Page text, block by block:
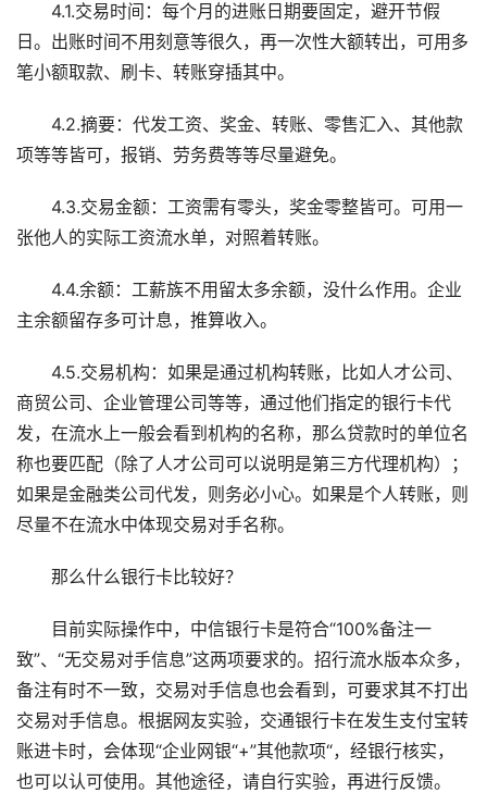
4.1.交易时间：每个月的进账日期要固定，避开节假
日。出账时间不用刻意等很久，再一次性大额转出，可用多
笔小额取款、刷卡、转账穿插其中。
4.2.摘要：代发工资、奖金、转账、零售汇入、其他款
项等等皆可，报销、劳务费等等尽量避免。
4.3.交易金额：工资需有零头，奖金零整皆可。可用一
张他人的实际工资流水单，对照着转账。
4.4.余额：工薪族不用留太多余额，没什么作用。企业
主余额留存多可计息，推算收入。
4.5.交易机构：如果是通过机构转账，比如人才公司、
商贸公司、企业管理公司等等，通过他们指定的银行卡代
发，在流水上一般会看到机构的名称，那么贷款时的单位名
称也要匹配（除了人才公司可以说明是第三方代理机构）；
如果是金融类公司代发，则务必小心。如果是个人转账，则
尽量不在流水中体现交易对手名称。
那么什么银行卡比较好？
目前实际操作中，中信银行卡是符合“100%备注一
致”、“无交易对手信息”这两项要求的。招行流水版本众多，
备注有时不一致，交易对手信息也会看到，可要求其不打出
交易对手信息。根据网友实验，交通银行卡在发生支付宝转
账进卡时，会体现“企业网银“+”其他款项“，经银行核实，
也可以认可使用。其他途径，请自行实验，再进行反馈。